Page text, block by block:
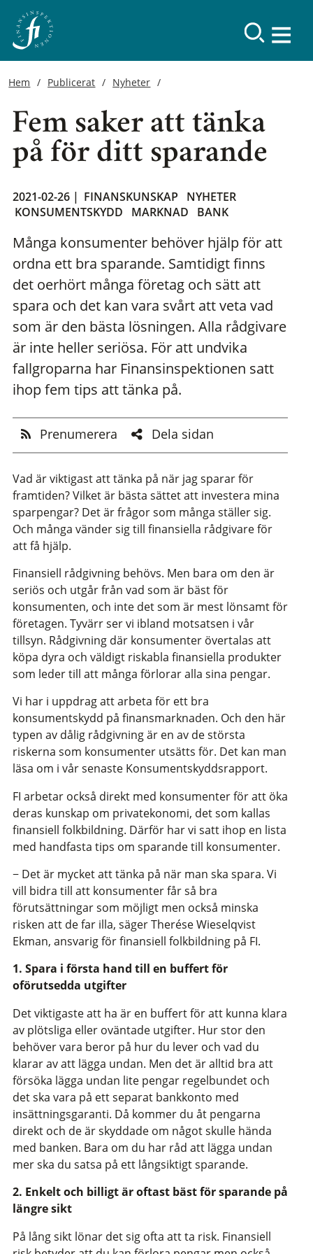
Hem Publicerat Nyheter
Fem saker att tänka
på för ditt sparande
2021-02-26 | FINANSKUNSKAP
NYHETER
KONSUMENTSKYDD
MARKNAD BANK
Många konsumenter behöver hjälp för att
ordna ett bra sparande. Samtidigt finns
det oerhört många företag och sätt att
spara och det kan vara svårt att veta vad
som är den bästa lösningen. Alla rådgivare
är inte heller seriösa. För att undvika
fallgroparna har Finansinspektionen satt
ihop fem tips att tänka på.
Prenumerera Dela sidan
Vad är viktigast att tänka på när jag sparar för
framtiden? Vilket är bästa sättet att investera mina
sparpengar? Det är frågor som många ställer sig.
Och många vänder sig till finansiella rådgivare för
att få hjälp.
Finansiell rådgivning behövs. Men bara om den är
seriös och utgår från vad som är bäst för
konsumenten, och inte det som är mest lönsamt för
företagen. Tyvärr ser vi ibland motsatsen i vår
tillsyn. Rådgivning där konsumenter övertalas att
köpa dyra och väldigt riskabla finansiella produkter
som leder till att många förlorar alla sina pengar.
Vi har i uppdrag att arbeta för ett bra
konsumentskydd på finansmarknaden. Och den här
typen av dålig rådgivning är en av de största
riskerna som konsumenter utsätts för. Det kan man
läsa om i vår senaste Konsumentskyddsrapport.
FI arbetar också direkt med konsumenter för att öka
deras kunskap om privatekonomi, det som kallas
finansiell folkbildning. Därför har vi satt ihop en lista
med handfasta tips om sparande till konsumenter.
− Det är mycket att tänka på när man ska spara. Vi
vill bidra till att konsumenter får så bra
förutsättningar som möjligt men också minska
risken att de far illa, säger Therése Wieselqvist
Ekman, ansvarig för finansiell folkbildning på FI.
1. Spara i första hand till en buffert för
oförutsedda utgifter
Det viktigaste att ha är en buffert för att kunna klara
av plötsliga eller oväntade utgifter. Hur stor den
behöver vara beror på hur du lever och vad du
klarar av att lägga undan. Men det är alltid bra att
försöka lägga undan lite pengar regelbundet och
det ska vara på ett separat bankkonto med
insättningsgaranti. Då kommer du åt pengarna
direkt och de är skyddade om något skulle hända
med banken. Bara om du har råd att lägga undan
mer ska du satsa på ett långsiktigt sparande.
2. Enkelt och billigt är oftast bäst för sparande på
längre sikt
På lång sikt lönar det sig ofta att ta risk. Finansiell